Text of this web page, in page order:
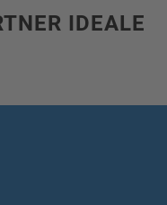
IDEALE